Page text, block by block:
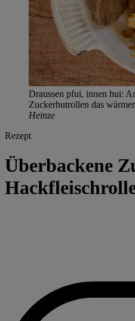
Draussen pfui, innen hui:
Zuckerhutrollen das
Heinze
Rezept
Überbackene